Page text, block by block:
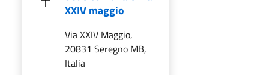
XXIV maggio
Via XXIV Maggio,
20831 Seregno MB,
Italia